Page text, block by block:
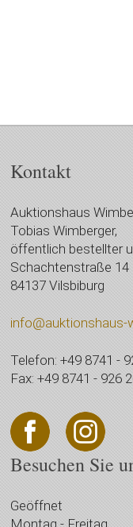
Kontakt
Auktionshaus
Tobias Wimberger,
öffentlich bestellter
Schachtenstraße 14
84137 Vilsbiburg
info@auktionshaus-
Telefon: +49 8741 -
Fax: +49 8741 - 926
Besuchen Sie
Geöffnet
Montag - Freitag